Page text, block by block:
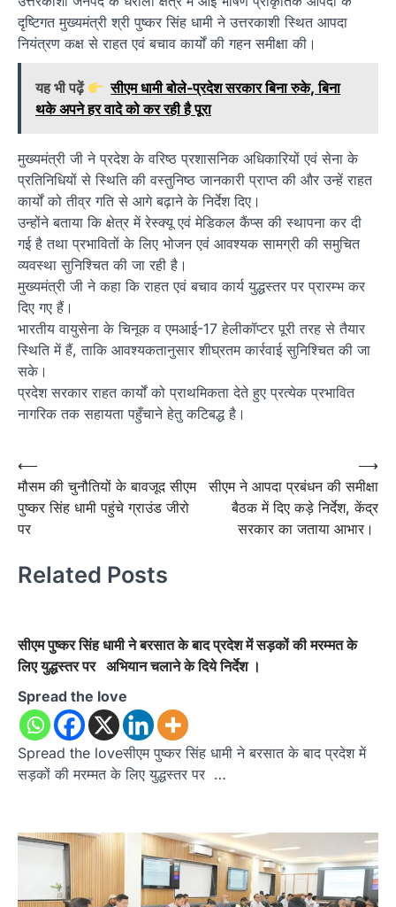
दृष्टिगत मुख्यमंत्री श्री पुष्कर सिंह धामी ने उत्तरकाशी स्थित आपदा
नियंत्रण कक्ष से राहत एवं बचाव कार्यों की गहन समीक्षा की।
यह भी पढ़ें
सीएम धामी बोले-प्रदेश सरकार बिना रुके, बिना
थके अपने हर वादे को कर रही है पूरा
मुख्यमंत्री जी ने प्रदेश के वरिष्ठ प्रशासनिक अधिकारियों एवं सेना के
प्रतिनिधियों से स्थिति की वस्तुनिष्ठ जानकारी प्राप्त की और उन्हें राहत
कार्यों को तीव्र गति से आगे बढ़ाने के निर्देश दिए।
उन्होंने बताया कि क्षेत्र में रेस्क्यू एवं मेडिकल कैंप्स की स्थापना कर दी
गई है तथा प्रभावितों के लिए भोजन एवं आवश्यक सामग्री की समुचित
व्यवस्था सुनिश्चित की जा रही है।
मुख्यमंत्री जी ने कहा कि राहत एवं बचाव कार्य युद्धस्तर पर प्रारम्भ कर
दिए गए हैं।
भारतीय वायुसेना के चिनूक व एमआई-17 हेलीकॉप्टर पूरी तरह से तैयार
स्थिति में हैं, ताकि आवश्यकतानुसार शीघ्रतम कार्रवाई सुनिश्चित की जा
सके।
प्रदेश सरकार राहत कार्यों को प्राथमिकता देते हुए प्रत्येक प्रभावित
नागरिक तक सहायता पहुँचाने हेतु कटिबद्ध है।
Post
navigation
⟵
मौसम की चुनौतियों के बावजूद सीएम
पुष्कर सिंह धामी पहुंचे ग्राउंड जीरो
पर
सीएम ने आपदा प्रबंधन की समीक्षा
बैठक में दिए कड़े निर्देश, केंद्र
सरकार का जताया आभार।
⟶
Related Posts
सीएम पुष्कर सिंह धामी ने बरसात के बाद प्रदेश में सड़कों की मरम्मत के
लिए युद्धस्तर पर अभियान चलाने के दिये निर्देश ।
Spread the love
Spread the loveसीएम पुष्कर सिंह धामी ने बरसात के बाद प्रदेश में
सड़कों की मरम्मत के लिए युद्धस्तर पर …